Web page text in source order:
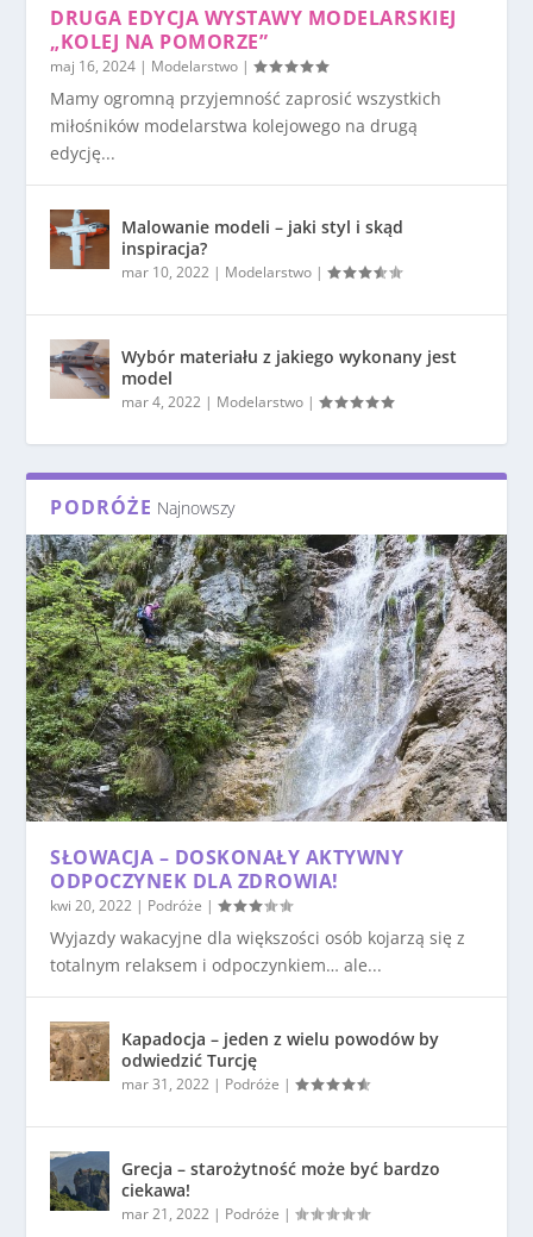
DRUGA EDYCJA WYSTAWY MODELARSKIEJ
„KOLEJ NA POMORZE”
maj 16, 2024 | Modelarstwo |
Mamy ogromną przyjemność zaprosić wszystkich
miłośników modelarstwa kolejowego na drugą
edycję...
Malowanie modeli – jaki styl i skąd
inspiracja?
mar 10, 2022 | Modelarstwo |
Wybór materiału z jakiego wykonany jest
model
mar 4, 2022 | Modelarstwo |
PODRÓŻE Najnowszy
SŁOWACJA – DOSKONAŁY AKTYWNY
ODPOCZYNEK DLA ZDROWIA!
kwi 20, 2022 | Podróże |
Wyjazdy wakacyjne dla większości osób kojarzą się z
totalnym relaksem i odpoczynkiem… ale...
Kapadocja – jeden z wielu powodów by
odwiedzić Turcję
mar 31, 2022 | Podróże |
Grecja – starożytność może być bardzo
ciekawa!
mar 21, 2022 | Podróże |